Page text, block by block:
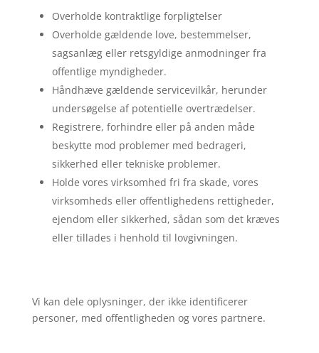
Overholde kontraktlige forpligtelser
Overholde gældende love, bestemmelser,
sagsanlæg eller retsgyldige anmodninger fra
offentlige myndigheder.
Håndhæve gældende servicevilkår, herunder
undersøgelse af potentielle overtrædelser.
Registrere, forhindre eller på anden måde
beskytte mod problemer med bedrageri,
sikkerhed eller tekniske problemer.
Holde vores virksomhed fri fra skade, vores
virksomheds eller offentlighedens rettigheder,
ejendom eller sikkerhed, sådan som det kræves
eller tillades i henhold til lovgivningen.
Vi kan dele oplysninger, der ikke identificerer
personer, med offentligheden og vores partnere.